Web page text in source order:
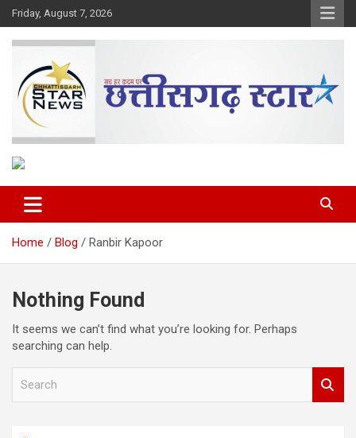
Skip
to
content
Friday, August 7, 2026
Chhattisgarh Star
Home Blog Ranbir Kapoor
Nothing Found
It seems we can’t find what you’re looking for. Perhaps
searching can help.